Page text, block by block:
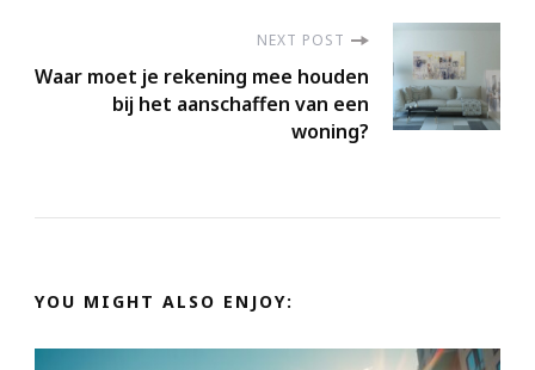
NEXT POST
Waar moet je rekening mee houden
bij het aanschaffen van een
woning?
YOU MIGHT ALSO ENJOY: